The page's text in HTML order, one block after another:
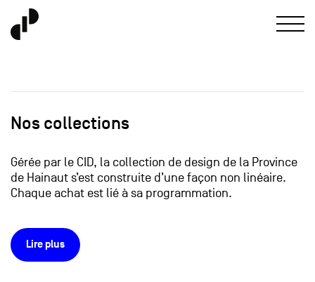
Nos collections
Gérée par le CID, la collection de design de la Province
de Hainaut s’est construite d’une façon non linéaire.
Chaque achat est lié à sa programmation.
Lire plus